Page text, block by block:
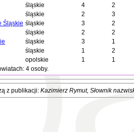
śląskie 4
2
śląskie 2
3
Śląskie śląskie 3
2
śląskie 2
2
śląskie 3
1
śląskie 1
2
opolskie 1
1
4 osoby.
z publikacji: Kazimierz Rymut, Słownik